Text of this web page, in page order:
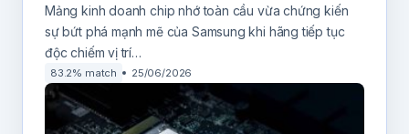
Mảng kinh doanh chip nhớ toàn cầu vừa chứng kiến
sự bứt phá mạnh mẽ của Samsung khi hãng tiếp tục
độc chiếm vị trí…
83.2% match 25/06/2026